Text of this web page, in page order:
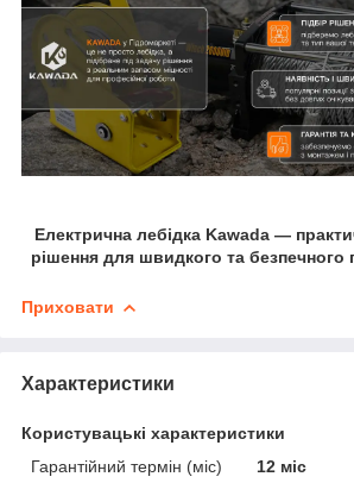
Електрична лебідка Kawada—
рішення для швидкого та безпечного
Приховати
Характеристики
Користувацькі характеристики
Гарантійний термін (міс)
12 міс